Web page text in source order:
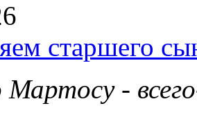
старшего
Мартосу -